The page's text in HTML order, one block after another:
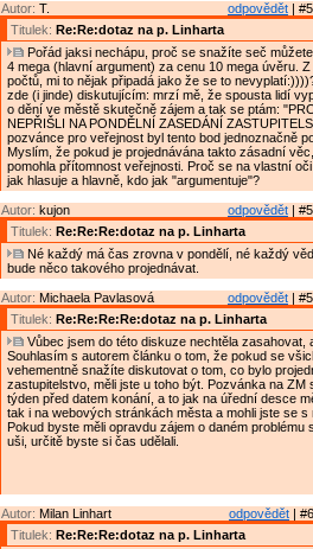
odpovědět |
Autor: T.
Titulek: Re:Re:dotaz na p. Linharta
Pořád jaksi nechápu, proč se snažíte seč
4 mega (hlavní argument) za cenu 10 mega úvěru.
počtů, mi to nějak připadá jako že se to
zde (i jinde) diskutujícím: mrzí mě, že spousta lidí
o dění ve městě skutečně zájem a tak se ptám:
NEPŘIŠLI NA PONDĚLNÍ ZASEDÁNÍ
pozvánce pro veřejnost byl tento bod jednoznačně
Myslím, že pokud je projednávána takto zásadní
pomohla přítomnost veřejnosti. Proč se na vlastní
jak hlasuje a hlavně, kdo jak "argumentuje"?
odpovědět |
Autor: kujon
Titulek: Re:Re:Re:dotaz na p. Linharta
Né každý má čas zrovna v pondělí, né každý
bude něco takového projednávat.
odpovědět |
Autor: Michaela Pavlasová
Titulek: Re:Re:Re:Re:dotaz na p. Linharta
Vůbec jsem do této diskuze nechtěla zasahovat,
Souhlasím s autorem článku o tom, že pokud se
vehementně snažíte diskutovat o tom, co bylo
zastupitelstvo, měli jste u toho být. Pozvánka na ZM
týden před datem konání, a to jak na úřední desce
tak i na webových stránkách města a mohli jste se s
Pokud byste měli opravdu zájem o daném problému
uši, určitě byste si čas udělali.
odpovědět |
Autor: Milan Linhart
Titulek: Re:Re:Re:dotaz na p. Linharta